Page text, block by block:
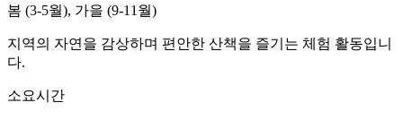
봄 (3-5월), 가을 (9-11월)
지역의 자연을 감상하며 편안한 산책을 즐기는 체험 활동입니
다.
소요시간